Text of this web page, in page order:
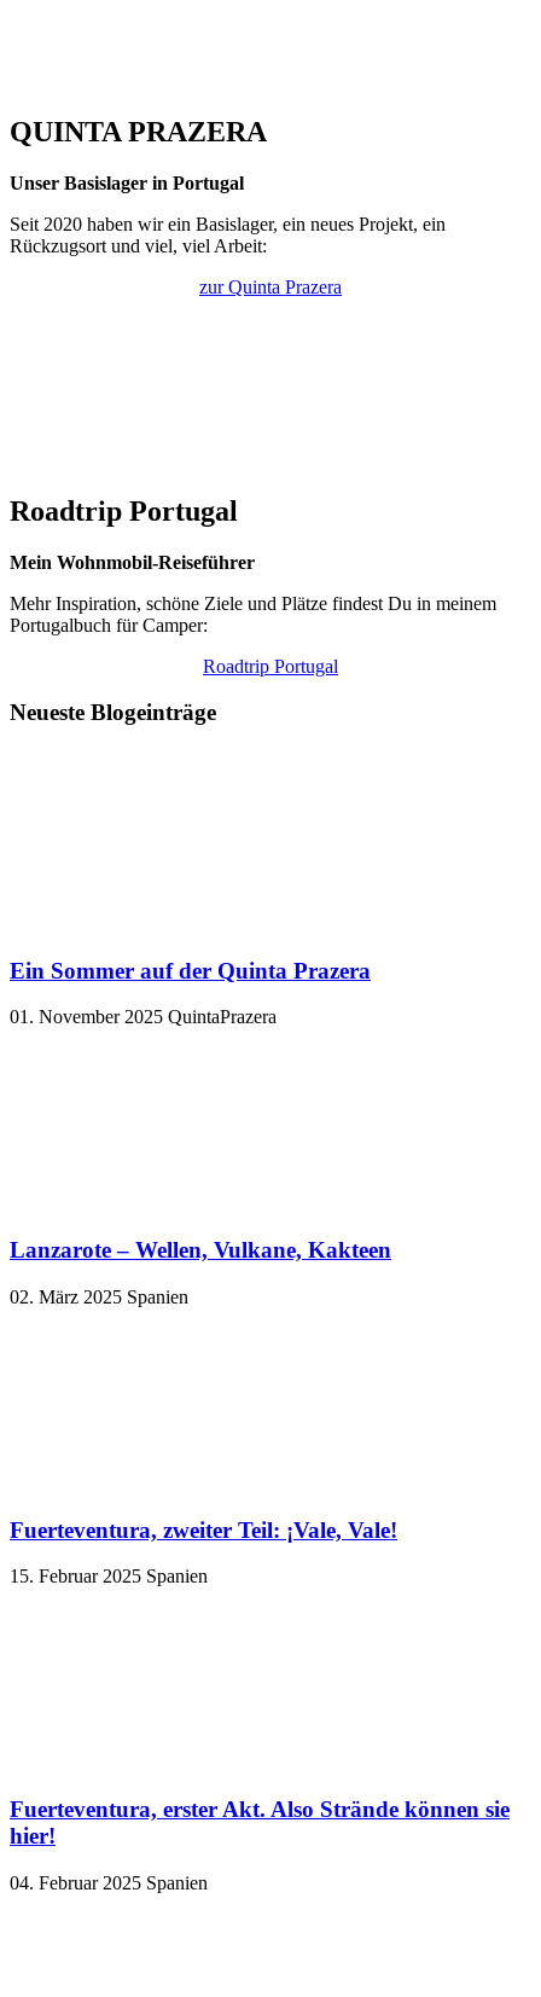
QUINTA PRAZERA
Unser Basislager in Portugal
Seit 2020 haben wir ein Basislager, ein neues Projekt, ein
Rückzugsort und viel, viel Arbeit:
zur Quinta Prazera
Roadtrip Portugal
Mein Wohnmobil-Reiseführer
Mehr Inspiration, schöne Ziele und Plätze findest Du in meinem
Portugalbuch für Camper:
Roadtrip Portugal
Neueste Blogeinträge
Ein Sommer auf der Quinta Prazera
01. November 2025 QuintaPrazera
Lanzarote – Wellen, Vulkane, Kakteen
02. März 2025 Spanien
Fuerteventura, zweiter Teil: ¡Vale, Vale!
15. Februar 2025 Spanien
Fuerteventura, erster Akt. Also Strände können sie
hier!
04. Februar 2025 Spanien